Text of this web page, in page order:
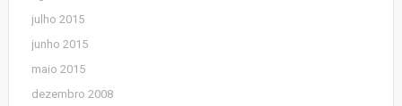
julho 2015
junho 2015
maio 2015
dezembro 2008